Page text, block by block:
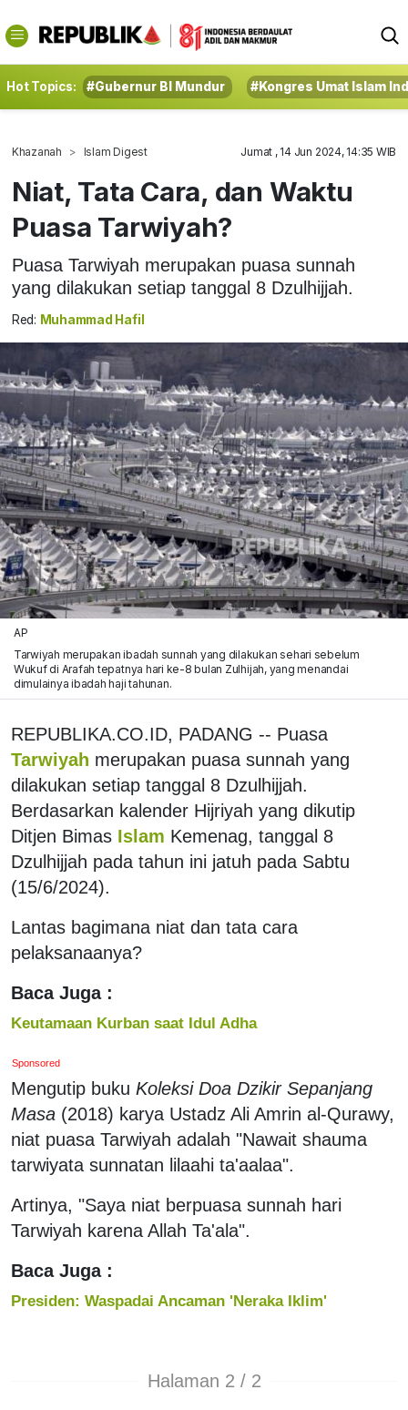
Hot Topics: #Gubernur BI Mundur #Kongres Umat Islam
Khazanah Islam Digest Jumat , 14 Jun 2024, 14:35 WIB
Niat, Tata Cara, dan Waktu
Puasa Tarwiyah?
Puasa Tarwiyah merupakan puasa sunnah
yang dilakukan setiap tanggal 8 Dzulhijjah.
Red: Muhammad Hafil
AP
Tarwiyah merupakan ibadah sunnah yang dilakukan sehari sebelum
Wukuf di Arafah tepatnya hari ke-8 bulan Zulhijah, yang menandai
dimulainya ibadah haji tahunan.
REPUBLIKA.CO.ID, PADANG -- Puasa
Tarwiyah merupakan puasa sunnah yang
dilakukan setiap tanggal 8 Dzulhijjah.
Berdasarkan kalender Hijriyah yang dikutip
Ditjen Bimas Islam Kemenag, tanggal 8
Dzulhijjah pada tahun ini jatuh pada Sabtu
(15/6/2024).
Lantas bagimana niat dan tata cara
pelaksanaanya?
Baca Juga :
Keutamaan Kurban saat Idul Adha
Sponsored
Mengutip buku Koleksi Doa Dzikir Sepanjang
Masa (2018) karya Ustadz Ali Amrin al-Qurawy,
niat puasa Tarwiyah adalah "Nawait shauma
tarwiyata sunnatan lilaahi ta'aalaa".
Artinya, "Saya niat berpuasa sunnah hari
Tarwiyah karena Allah Ta'ala".
Baca Juga :
Presiden: Waspadai Ancaman 'Neraka Iklim'
Halaman 2 / 2